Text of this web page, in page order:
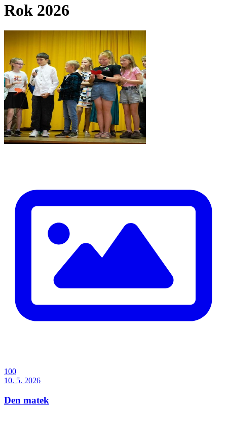
Rok 2026
100
10. 5. 2026
Den matek